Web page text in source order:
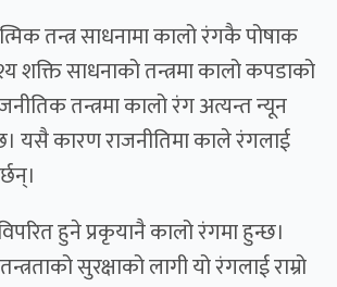
तन्त्र साधनामा कालो रंगकै पोषाक
शक्ति साधनाको तन्त्रमा कालो कपडाको
तन्त्रमा कालो रंग अत्यन्त न्यून
यसै कारण राजनीतिमा काले रंगलाई
हुने प्रकृयानै कालो रंगमा हुन्छ।
सुरक्षाको लागी यो रंगलाई राम्रो